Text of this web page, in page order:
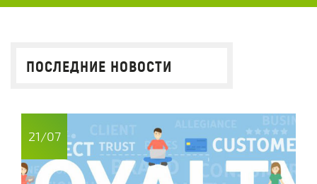
ПОСЛЕДНИЕ НОВОСТИ
21/07